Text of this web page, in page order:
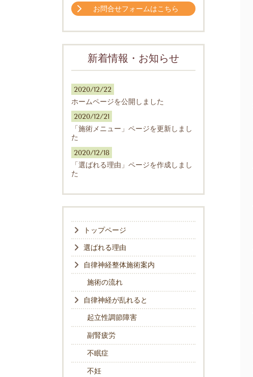
お問合せフォームはこちら
新着情報・お知らせ
2020/12/22
ホームページを公開しました
2020/12/21
「施術メニュー」ページを更新しまし
た
2020/12/18
「選ばれる理由」ページを作成しまし
た
トップページ
選ばれる理由
自律神経整体施術案内
施術の流れ
自律神経が乱れると
起立性調節障害
副腎疲労
不眠症
不妊